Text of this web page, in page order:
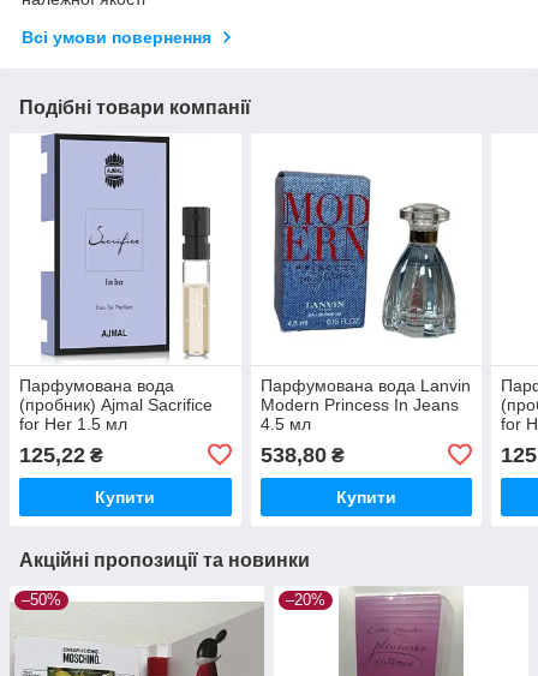
Всі умови повернення
Подібні товари компанії
Парфумована вода
(пробник) Ajmal Sacrifice
for Her 1.5 мл
125,22 ₴
Купити
Парфумована вода Lanvin
Modern Princess In Jeans
4.5 мл
538,80₴
Купити
for
Акційні пропозиції та новинки
–50% –20%